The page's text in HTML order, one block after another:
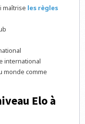
maîtrise les règles
international
monde comme
Elo à